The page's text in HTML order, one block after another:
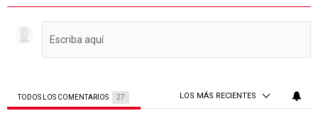
TODOS LOS COMENTARIOS 27 LOS MÁS RECIENTES